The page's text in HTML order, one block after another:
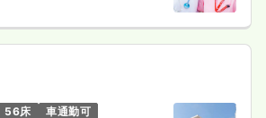
56床 車通勤可